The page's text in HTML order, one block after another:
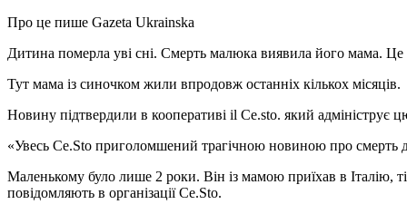
Про це пише Gazeta Ukrainska
Дитина померла уві сні. Смерть малюка виявила його мама. Це
Тут мама із синочком жили впродовж останніх кількох місяців.
Новину підтвердили в кооперативі il Ce.sto. який адмініструє
«Увесь Ce.Sto приголомшений трагічною новиною про смерть
Маленькому було лише 2 роки. Він із мамою приїхав в Італію,
повідомляють в організації Ce.Sto.